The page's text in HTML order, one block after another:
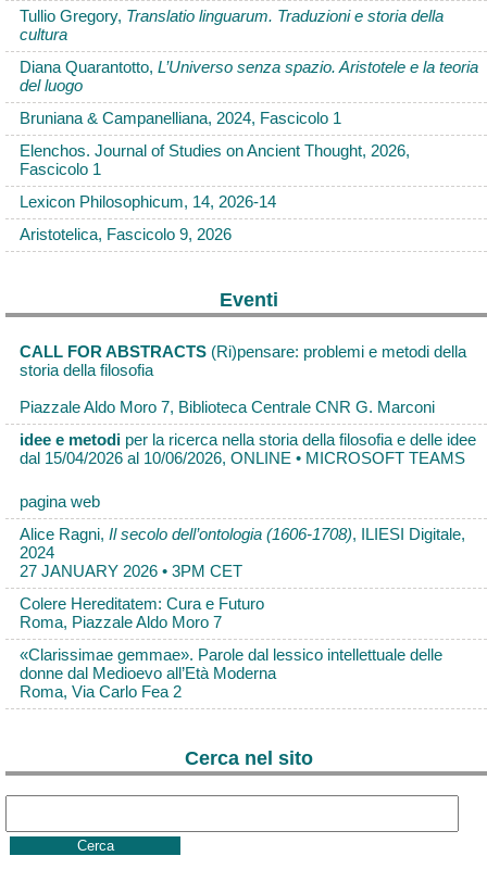
Tullio Gregory, Translatio linguarum. Traduzioni e storia della
cultura
Diana Quarantotto, L’Universo senza spazio. Aristotele e la teoria
del luogo
Bruniana & Campanelliana, 2024, Fascicolo 1
Elenchos. Journal of Studies on Ancient Thought, 2026,
Fascicolo 1
Lexicon Philosophicum, 14, 2026-14
Aristotelica, Fascicolo 9, 2026
Eventi
CALL FOR ABSTRACTS (Ri)pensare: problemi e metodi della
storia della filosofia
Piazzale Aldo Moro 7, Biblioteca Centrale CNR G. Marconi
idee e metodi per la ricerca nella storia della filosofia e delle idee
dal 15/04/2026 al 10/06/2026, ONLINE • MICROSOFT TEAMS
pagina web
Alice Ragni, Il secolo dell’ontologia (1606-1708), ILIESI Digitale,
2024
27 JANUARY 2026 • 3PM CET
Colere Hereditatem: Cura e Futuro
Roma, Piazzale Aldo Moro 7
«Clarissimae gemmae». Parole dal lessico intellettuale delle
donne dal Medioevo all’Età Moderna
Roma, Via Carlo Fea 2
Cerca nel sito